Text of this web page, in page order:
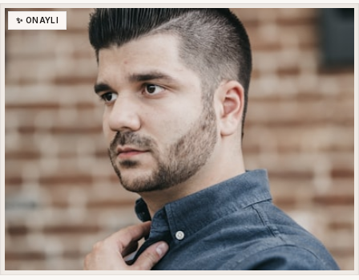
✨ ONAYLI